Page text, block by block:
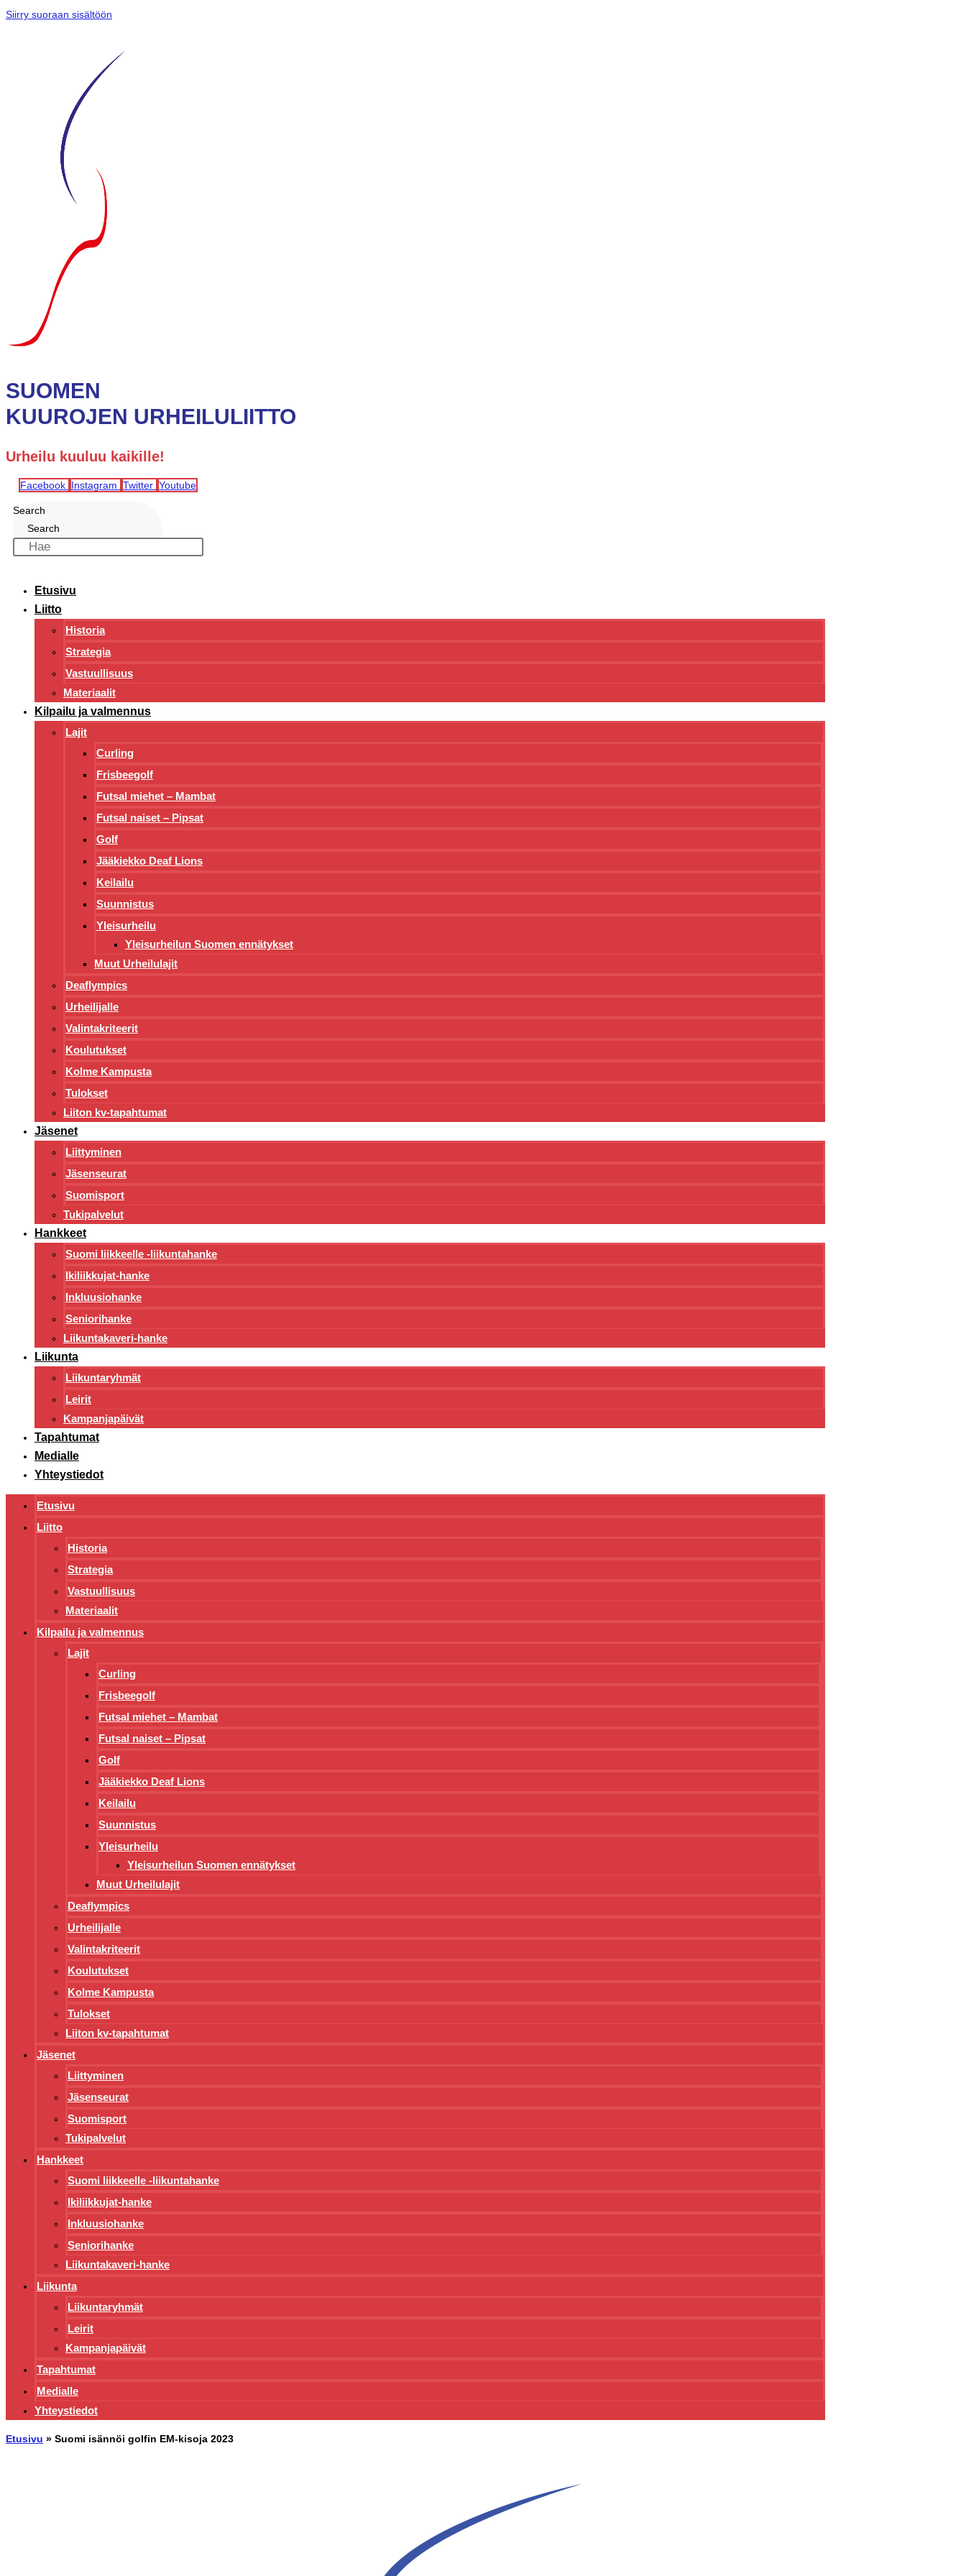
Siirry suoraan sisältöön
SUOMEN
KUUROJEN URHEILULIITTO
Urheilu kuuluu kaikille!
Facebook Instagram Twitter Youtube
Search
Search
Etusivu
Liitto
Historia
Strategia
Vastuullisuus
Materiaalit
Kilpailu ja valmennus
Lajit
Curling
Frisbeegolf
Futsal miehet – Mambat
Futsal naiset – Pipsat
Golf
Jääkiekko Deaf Lions
Keilailu
Suunnistus
Yleisurheilu
Yleisurheilun Suomen ennätykset
Muut Urheilulajit
Deaflympics
Urheilijalle
Valintakriteerit
Koulutukset
Kolme Kampusta
Tulokset
Liiton kv-tapahtumat
Jäsenet
Liittyminen
Jäsenseurat
Suomisport
Tukipalvelut
Hankkeet
Suomi liikkeelle -liikuntahanke
Ikiliikkujat-hanke
Inkluusiohanke
Seniorihanke
Liikuntakaveri-hanke
Liikunta
Liikuntaryhmät
Leirit
Kampanjapäivät
Tapahtumat
Medialle
Yhteystiedot
Etusivu
Liitto
Historia
Strategia
Vastuullisuus
Materiaalit
Kilpailu ja valmennus
Lajit
Curling
Frisbeegolf
Futsal miehet – Mambat
Futsal naiset – Pipsat
Golf
Jääkiekko Deaf Lions
Keilailu
Suunnistus
Yleisurheilu
Yleisurheilun Suomen ennätykset
Muut Urheilulajit
Deaflympics
Urheilijalle
Valintakriteerit
Koulutukset
Kolme Kampusta
Tulokset
Liiton kv-tapahtumat
Jäsenet
Liittyminen
Jäsenseurat
Suomisport
Tukipalvelut
Hankkeet
Suomi liikkeelle -liikuntahanke
Ikiliikkujat-hanke
Inkluusiohanke
Seniorihanke
Liikuntakaveri-hanke
Liikunta
Liikuntaryhmät
Leirit
Kampanjapäivät
Tapahtumat
Medialle
Yhteystiedot
Etusivu » Suomi isännöi golfin EM-kisoja 2023